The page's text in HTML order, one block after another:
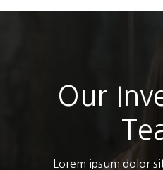
Our
Lorem ipsum dolor